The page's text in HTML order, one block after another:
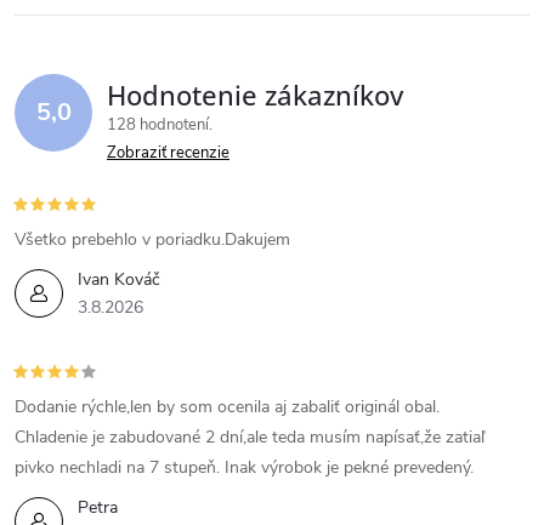
5,0 Hodnotenie zákazníkov
128 hodnotení
Zobraziť recenzie
Ivan Kováč
3.8.2026
Všetko prebehlo v poriadku.Dakujem
Petra
Dodanie rýchle,len by som ocenila aj zabaliť originál obal.
Chladenie je zabudované 2 dní,ale teda musím napísať,že zatiaľ
pivko nechladi na 7 stupeň. Inak výrobok je pekné prevedený.